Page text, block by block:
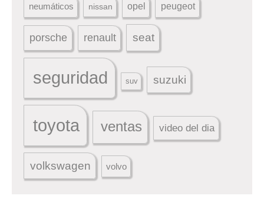
neumáticos nissan opel peugeot
porsche renault seat
seguridad suv suzuki
toyota ventas video del dia
volkswagen volvo